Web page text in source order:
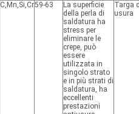
C,Mn,Si,Cr59-63
La superficie
della perla di
saldatura ha
stress per
eliminare le
crepe, può
essere
utilizzata in
singolo strato
e in più strati di
saldatura, ha
eccellenti
prestazioni
Targa
usura